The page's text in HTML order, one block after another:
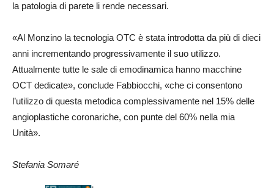
la patologia di parete li rende necessari.
«Al Monzino la tecnologia OTC è stata introdotta da più di dieci
anni incrementando progressivamente il suo utilizzo.
Attualmente tutte le sale di emodinamica hanno macchine
OCT dedicate», conclude Fabbiocchi, «che ci consentono
l’utilizzo di questa metodica complessivamente nel 15% delle
angioplastiche coronariche, con punte del 60% nella mia
Unità».
Stefania Somaré